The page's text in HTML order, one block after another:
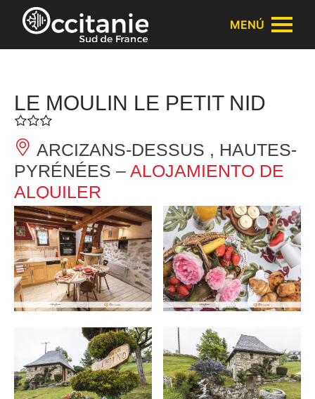
Panel de gestión de cookies
MENÚ
LE MOULIN LE PETIT NID
ARCIZANS-DESSUS , HAUTES-
PYRÉNÉES – ALOJAMIENTO DE
ALQUILER